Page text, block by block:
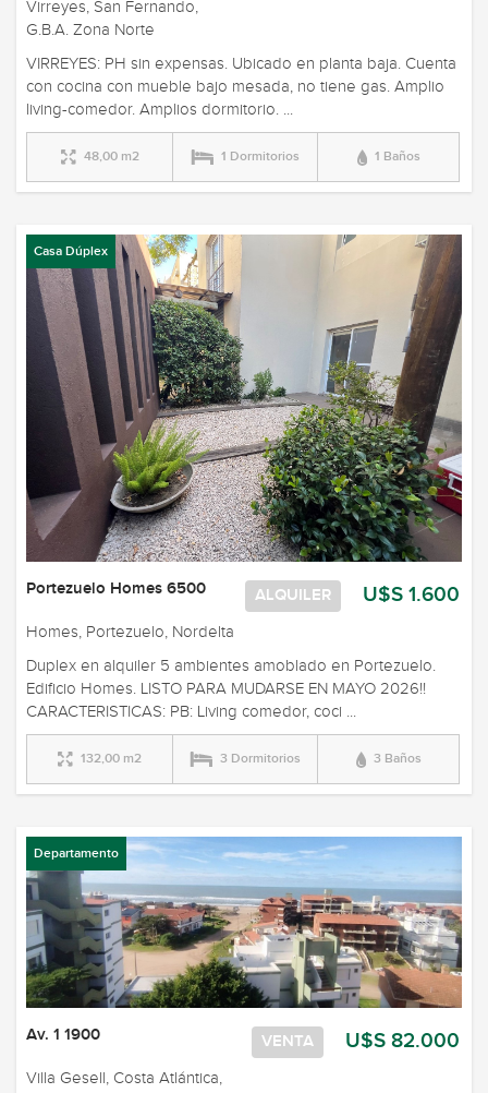
Virreyes, San Fernando,
G.B.A. Zona Norte
VIRREYES: PH sin expensas. Ubicado en planta baja. Cuenta
con cocina con mueble bajo mesada, no tiene gas. Amplio
living-comedor. Amplios dormitorio. ...
48,00 m2 1 Dormitorios 1 Baños
Casa Dúplex
U$S 1.600
ALQUILER
Portezuelo Homes 6500
Homes, Portezuelo, Nordelta
Duplex en alquiler 5 ambientes amoblado en Portezuelo.
Edificio Homes. LISTO PARA MUDARSE EN MAYO 2026!!
CARACTERISTICAS: PB: Living comedor, coci ...
132,00 m2 3 Dormitorios 3 Baños
Departamento
U$S 82.000
VENTA
Av. 1 1900
Villa Gesell, Costa Atlántica,